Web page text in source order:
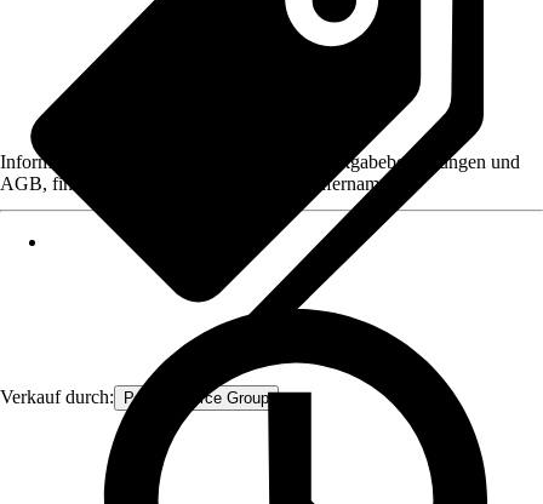
Verkauf durch: Procommerce Group
Informationen des Verkäufers, wie z. B. Rückgabebedingungen und
AGB, finden Sie bei Klick auf den Verkäufernamen.